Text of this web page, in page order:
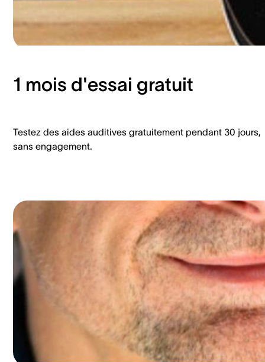
1 mois d'essai gratuit
Testez des aides auditives gratuitement pendant 30 jours,
sans engagement.